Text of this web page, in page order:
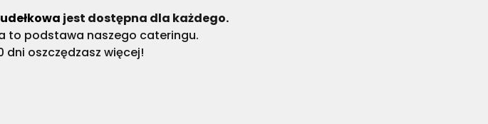
jest dostępna dla każdego.
to podstawa naszego cateringu.
dni oszczędzasz więcej!